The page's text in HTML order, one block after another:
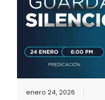
enero 24, 2026